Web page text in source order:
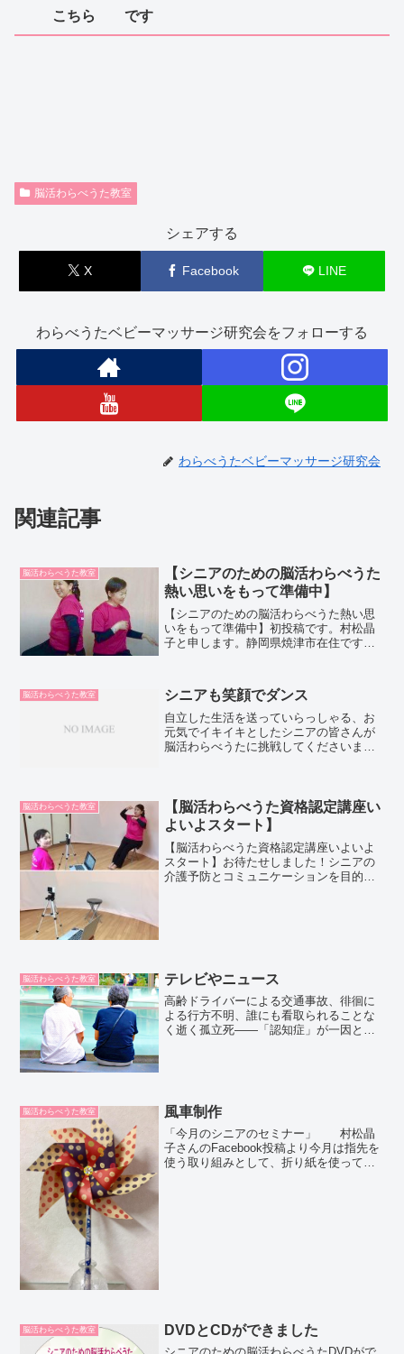
こちら です
脳活わらべうた教室
シェアする
X Facebook LINE
わらべうたベビーマッサージ研究会をフォローする
わらべうたベビーマッサージ研究会
関連記事
脳活わらべうた教室
【シニアのための脳活わらべうた
熱い思いをもって準備中】
【シニアのための脳活わらべうた熱い思
いをもって準備中】初投稿です。村松晶
子と申します。静岡県焼津市在住です。
ろしくお願いします。日本人の平均寿命
が年々延び、2017年...
脳活わらべうた教室 シニアも笑顔でダンス
自立した生活を送っていらっしゃる、お
元気でイキイキとしたシニアの皆さんが
脳活わらべうたに挑戦してくださいまし
ます。全員で輪になり手...
脳活わらべうた教室
【脳活わらべうた資格認定講座い
よいよスタート】
【脳活わらべうた資格認定講座いよいよ
スタート】お待たせしました！シニアの
介護予防とコミュニケーションを目的と
脳活わらべうた教室 テレビやニュース
高齢ドライバーによる交通事故、徘徊に
よる行方不明、誰にも看取られることな
く逝く孤立死――「認知症」が一因と見
脳活わらべうた教室 風車制作
「今月のシニアのセミナー」 村松晶
子さんのFacebook投稿より今月は指先を
使う取り組みとして、折り紙を使って風
脳活わらべうた教室 DVDとCDができました